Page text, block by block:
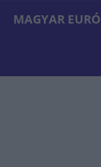
MAGYAR EURÓ